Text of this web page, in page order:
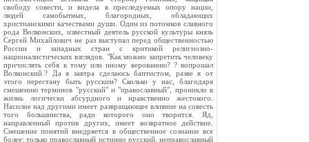
свободу совести, и видела в преследуемых опору нации,
людей самобытных, благородных, обладающих
христианскими качествами души. Один из потомков славного
рода Волконских, известный деятель русской культуры князь
Сергей Михайлович не раз выступал перед общественностью
России и западных стран с критикой религиозно-
националистических взглядов. "Как можно запретить человеку
причислять себя к тому или иному верованию? ? вопрошал
Волконский.? Да я завтра сделаюсь баптистом, разве я от
этого перестану быть русским? Сколько у нас, благодаря
смешению терминов "русский" и "православный", проникло в
жизнь логически абсурдного и нравственно жестокого.
Насилие над другими имеет развращающее влияние на совесть
того большинства, ради которого оно творится. Яд,
направленный против других, имеет возвратное действие.
Смешение понятий внедряется в общественное сознание все
более: только православный истинно русский, неправославный